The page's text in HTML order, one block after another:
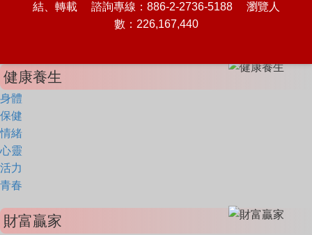
結、轉載 諮詢專線：886-2-2736-5188 瀏覽人
數：226,167,440
健康養生
身體
保健
情緒
心靈
活力
青春
財富贏家